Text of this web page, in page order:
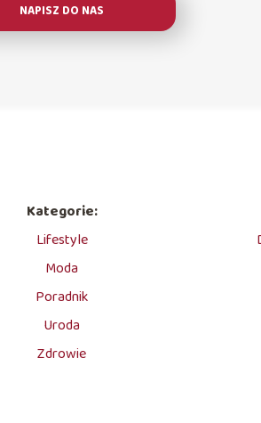
NAPISZ DO NAS
Kategorie:
Lifestyle
Moda
Poradnik
Uroda
Zdrowie